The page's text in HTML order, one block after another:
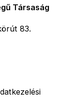
Társaság
83.